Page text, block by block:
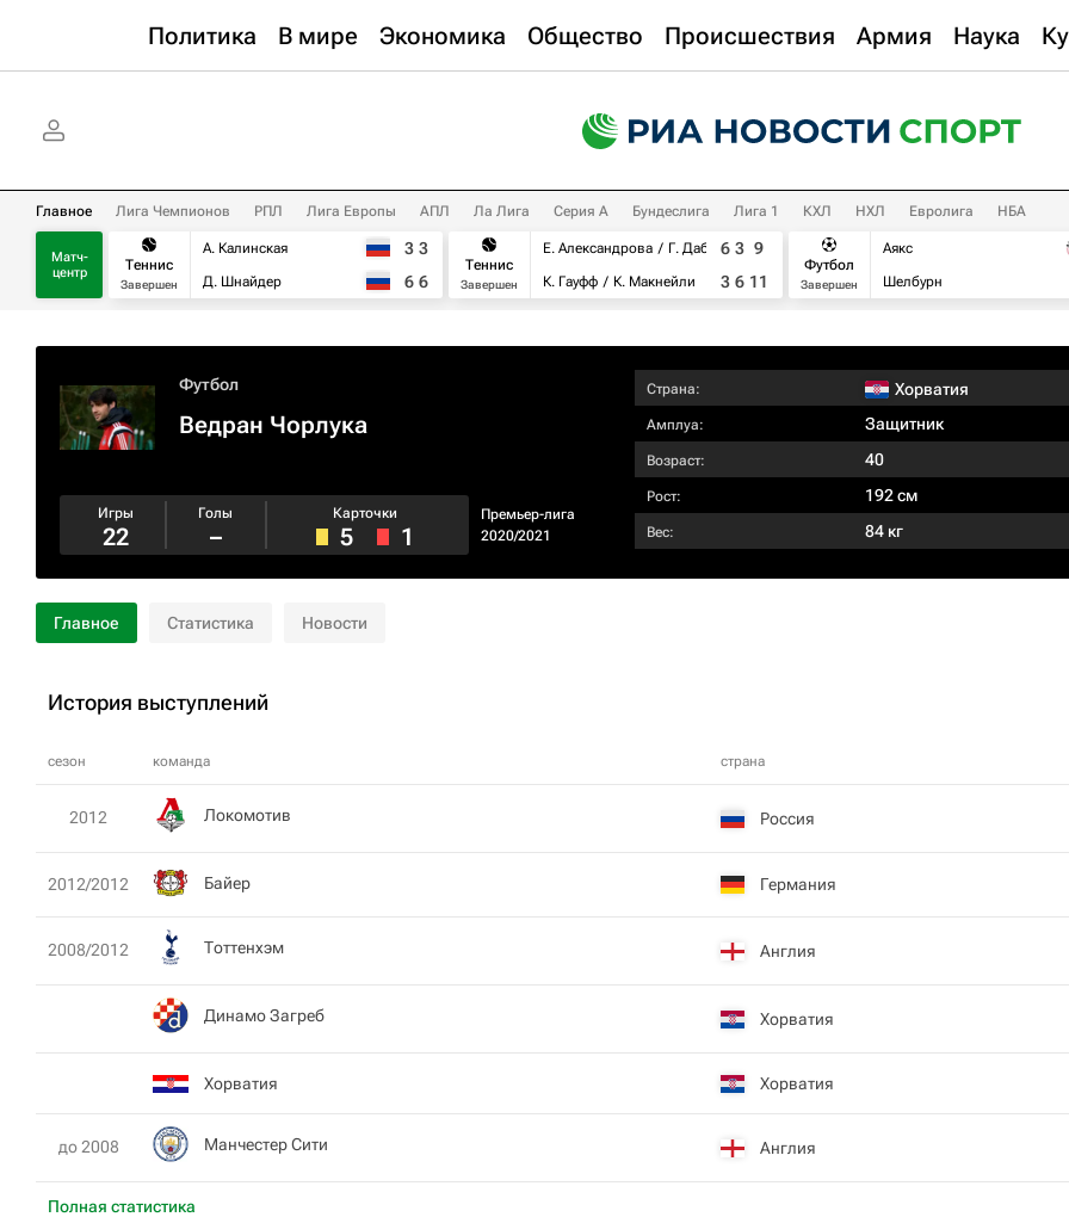
Политика В мире Экономика Общество Происшествия Армия Наука
Главное Лига Чемпионов РПЛ Лига Европы АПЛ Ла Лига Серия А Бундеслига Лига 1 КХЛ НХЛ Евролига НБА
Матч-
центр
Теннис
Завершен
А. Калинская
Д. Шнайдер
3 3
6 6
Теннис
Завершен
Е. Александрова
Г. Дабровски
К. Гауфф
К. Макнейли
6 3 9
3 6 11
Футбол
Завершен
Аякс
Шелбурн
Футбол
Ведран Чорлука
Премьер-лига
2020/2021
Игры
22
Голы
–
Карточки
5 1
Страна: Хорватия
Амплуа: Защитник
Возраст: 40
Рост: 192 см
Вес: 84 кг
Главное Статистика Новости
История выступлений
сезон команда страна
Полная статистика
2012 Локомотив Россия
2012/2012 Байер Германия
2008/2012 Тоттенхэм Англия
Динамо Загреб Хорватия
Хорватия Хорватия
до 2008 Манчестер Сити Англия